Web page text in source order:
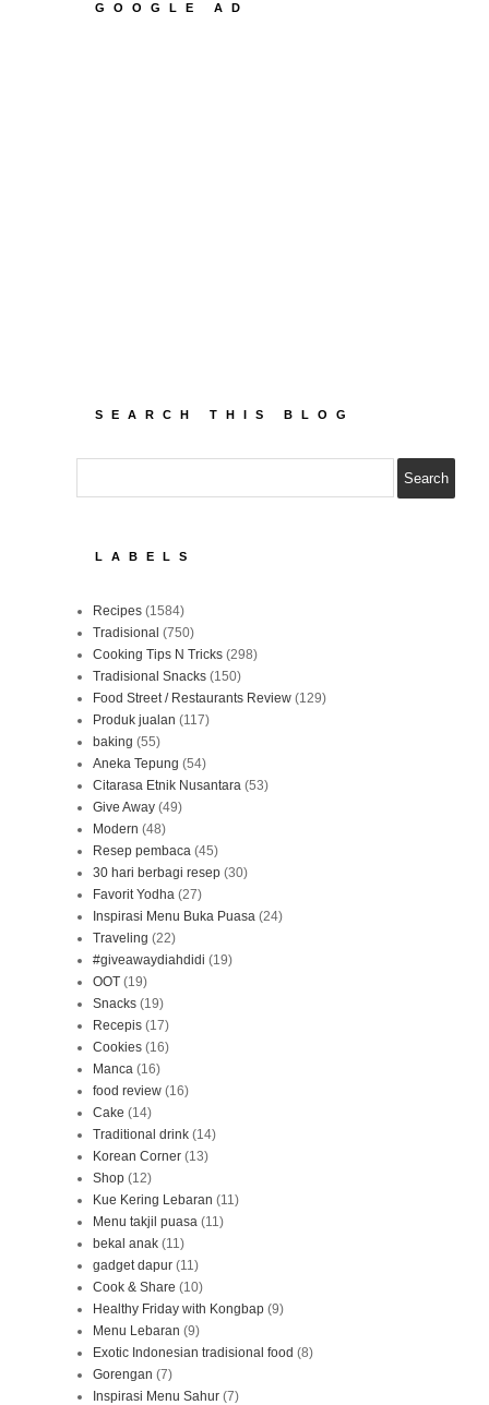
GOOGLE AD
SEARCH THIS BLOG
LABELS
Recipes (1584)
Tradisional (750)
Cooking Tips N Tricks (298)
Tradisional Snacks (150)
Food Street / Restaurants Review (129)
Produk jualan (117)
baking (55)
Aneka Tepung (54)
Citarasa Etnik Nusantara (53)
Give Away (49)
Modern (48)
Resep pembaca (45)
30 hari berbagi resep (30)
Favorit Yodha (27)
Inspirasi Menu Buka Puasa (24)
Traveling (22)
#giveawaydiahdidi (19)
OOT (19)
Snacks (19)
Recepis (17)
Cookies (16)
Manca (16)
food review (16)
Cake (14)
Traditional drink (14)
Korean Corner (13)
Shop (12)
Kue Kering Lebaran (11)
Menu takjil puasa (11)
bekal anak (11)
gadget dapur (11)
Cook & Share (10)
Healthy Friday with Kongbap (9)
Menu Lebaran (9)
Exotic Indonesian tradisional food (8)
Gorengan (7)
Inspirasi Menu Sahur (7)